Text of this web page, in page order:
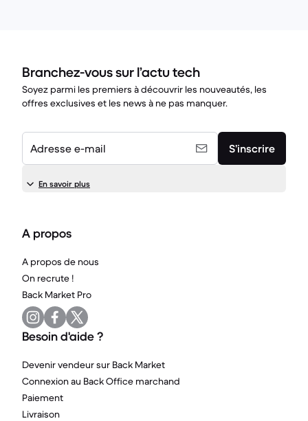
Branchez-vous sur l’actu tech
Soyez parmi les premiers à découvrir les nouveautés, les
offres exclusives et les news à ne pas manquer.
Adresse e-mail S’inscrire
En savoir plus
A propos
A propos de nous
On recrute !
Back Market Pro
Besoin d'aide ?
Devenir vendeur sur Back Market
Connexion au Back Office marchand
Paiement
Livraison